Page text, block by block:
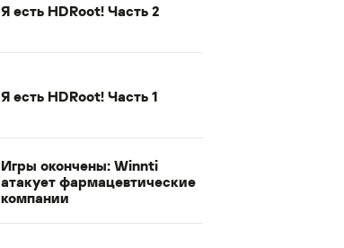
Я есть HDRoot! Часть 2
Я есть HDRoot! Часть 1
Игры окончены: Winnti
атакует фармацевтические
компании